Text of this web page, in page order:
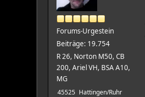
Forums-Urgestein
Beiträge: 19.754
R 26, Norton M50, CB
200, Ariel VH, BSA A10,
MG
45525 Hattingen/Ruhr